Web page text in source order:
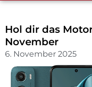
Hol dir das
November
6. November 2025